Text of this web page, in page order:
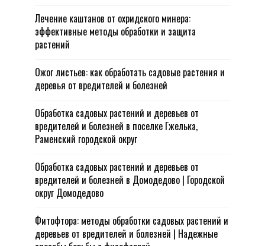
Лечение каштанов от охридского минера:
эффективные методы обработки и защита
растений
Ожог листьев: как обработать садовые растения и
деревья от вредителей и болезней
Обработка садовых растений и деревьев от
вредителей и болезней в поселке Гжелька,
Раменский городской округ
Обработка садовых растений и деревьев от
вредителей и болезней в Домодедово | Городской
округ Домодедово
Фитофтора: методы обработки садовых растений и
деревьев от вредителей и болезней | Надежные